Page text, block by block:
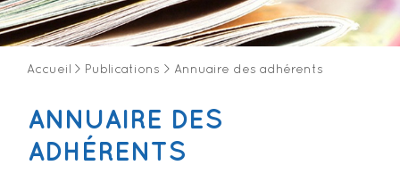
Accueil > Publications > Annuaire des adhérents
ANNUAIRE DES
ADHÉRENTS